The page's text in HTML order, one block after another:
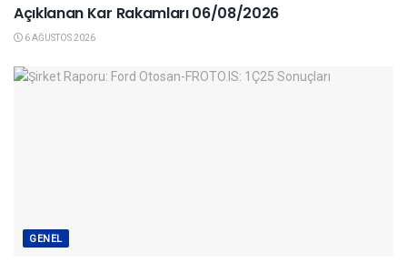
Açıklanan Kar Rakamları 06/08/2026
6 AĞUSTOS 2026
GENEL